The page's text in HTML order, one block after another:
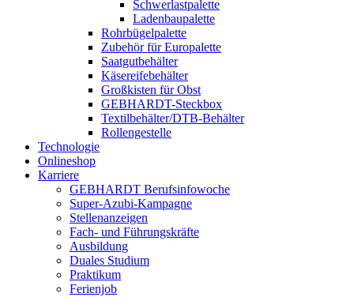
Schwerlastpalette
Ladenbaupalette
Rohrbügelpalette
Zubehör für Europalette
Saatgutbehälter
Käsereifebehälter
Großkisten für Obst
GEBHARDT-Steckbox
Textilbehälter/DTB-Behälter
Rollengestelle
Technologie
Onlineshop
Karriere
GEBHARDT Berufsinfowoche
Super-Azubi-Kampagne
Stellenanzeigen
Fach- und Führungskräfte
Ausbildung
Duales Studium
Praktikum
Ferienjob